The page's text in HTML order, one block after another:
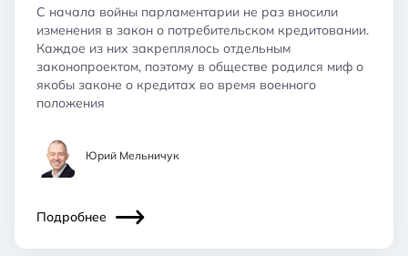
С начала войны парламентарии не раз вносили
изменения в закон о потребительском кредитовании.
Каждое из них закреплялось отдельным
законопроектом, поэтому в обществе родился миф о
якобы законе о кредитах во время военного
положения
Юрий Мельничук
Подробнее